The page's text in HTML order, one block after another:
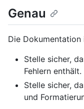
Genau
Die
Stelle sicher,
Fehlern enthält.
Stelle sicher,
und